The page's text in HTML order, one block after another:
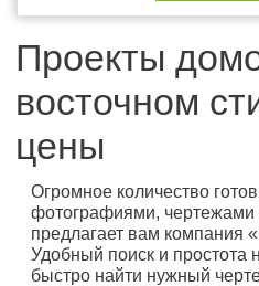
Проекты
восточном
цены
Огромное количество
фотографиями, чертежами
предлагает вам компания
Удобный поиск и простота
быстро найти нужный